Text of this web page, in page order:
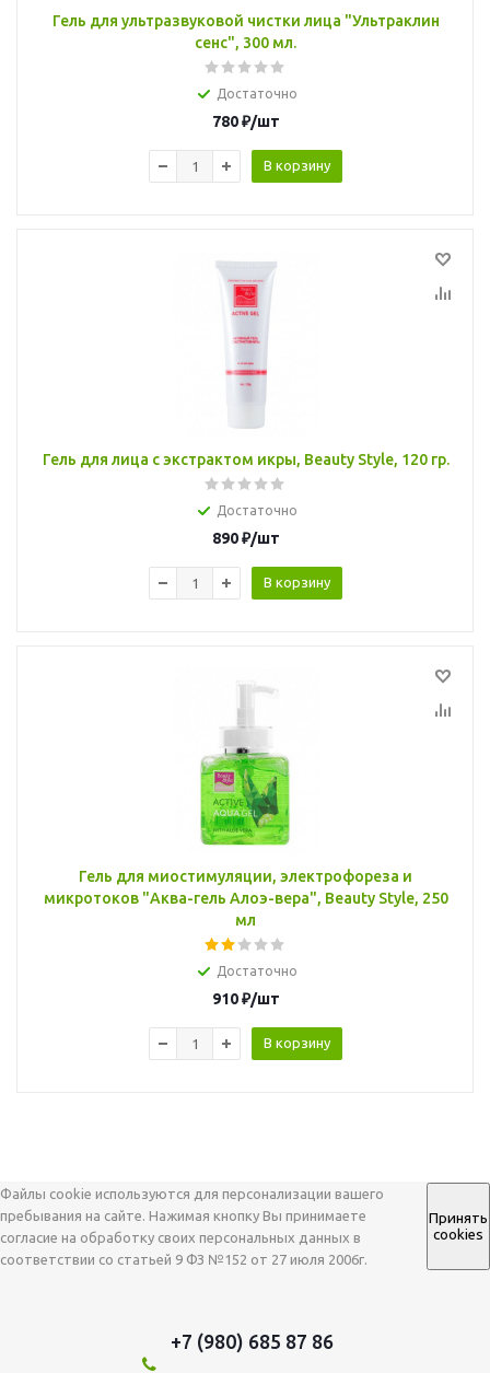
Гель для ультразвуковой чистки лица "Ультраклин
сенс", 300 мл.
Достаточно
780₽/шт
В корзину
Гель для лица с экстрактом икры, Beauty Style, 120 гр.
Достаточно
890₽/шт
В корзину
Гель для миостимуляции, электрофореза и
микротоков "Аква-гель Алоэ-вера", Beauty Style, 250
мл
Достаточно
910₽/шт
В корзину
Файлы cookie используются для персонализации вашего
пребывания на сайте. Нажимая кнопку Вы принимаете
согласие на обработку своих персональных данных в
соответствии со статьей 9 ФЗ №152 от 27 июля 2006г.
Принять
cookies
+7 (980) 685 87 86